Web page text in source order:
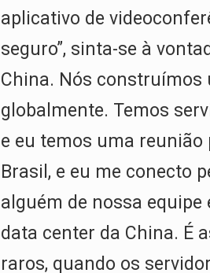
aplicativo de
seguro”, sinta-se à
China. Nós
globalmente. Temos
e eu temos uma reunião
Brasil, e eu me conecto
alguém de nossa equipe
data center da China. É
raros, quando os